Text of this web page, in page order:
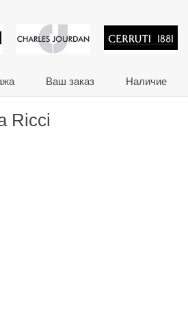
и
Ваш заказ Наличие
Ricci